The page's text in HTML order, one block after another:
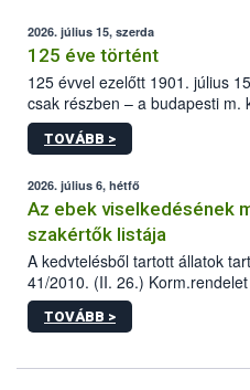
2026. július 15, szerda
125 éve történt
125 évvel ezelőtt 1901. július
csak részben – a budapesti m.
állomás a Kis Rókus utca 15.
tervezett új épületébe.
TOVÁBB >
2026. július 6, hétfő
Az ebek viselkedésének
szakértők listája
A kedvtelésből tartott állatok
41/2010. (II. 26.)
sérülés, illetve ennek veszélye
hatósági feladatokat, valamint
vonni az ebek viselkedésének
TOVÁBB >